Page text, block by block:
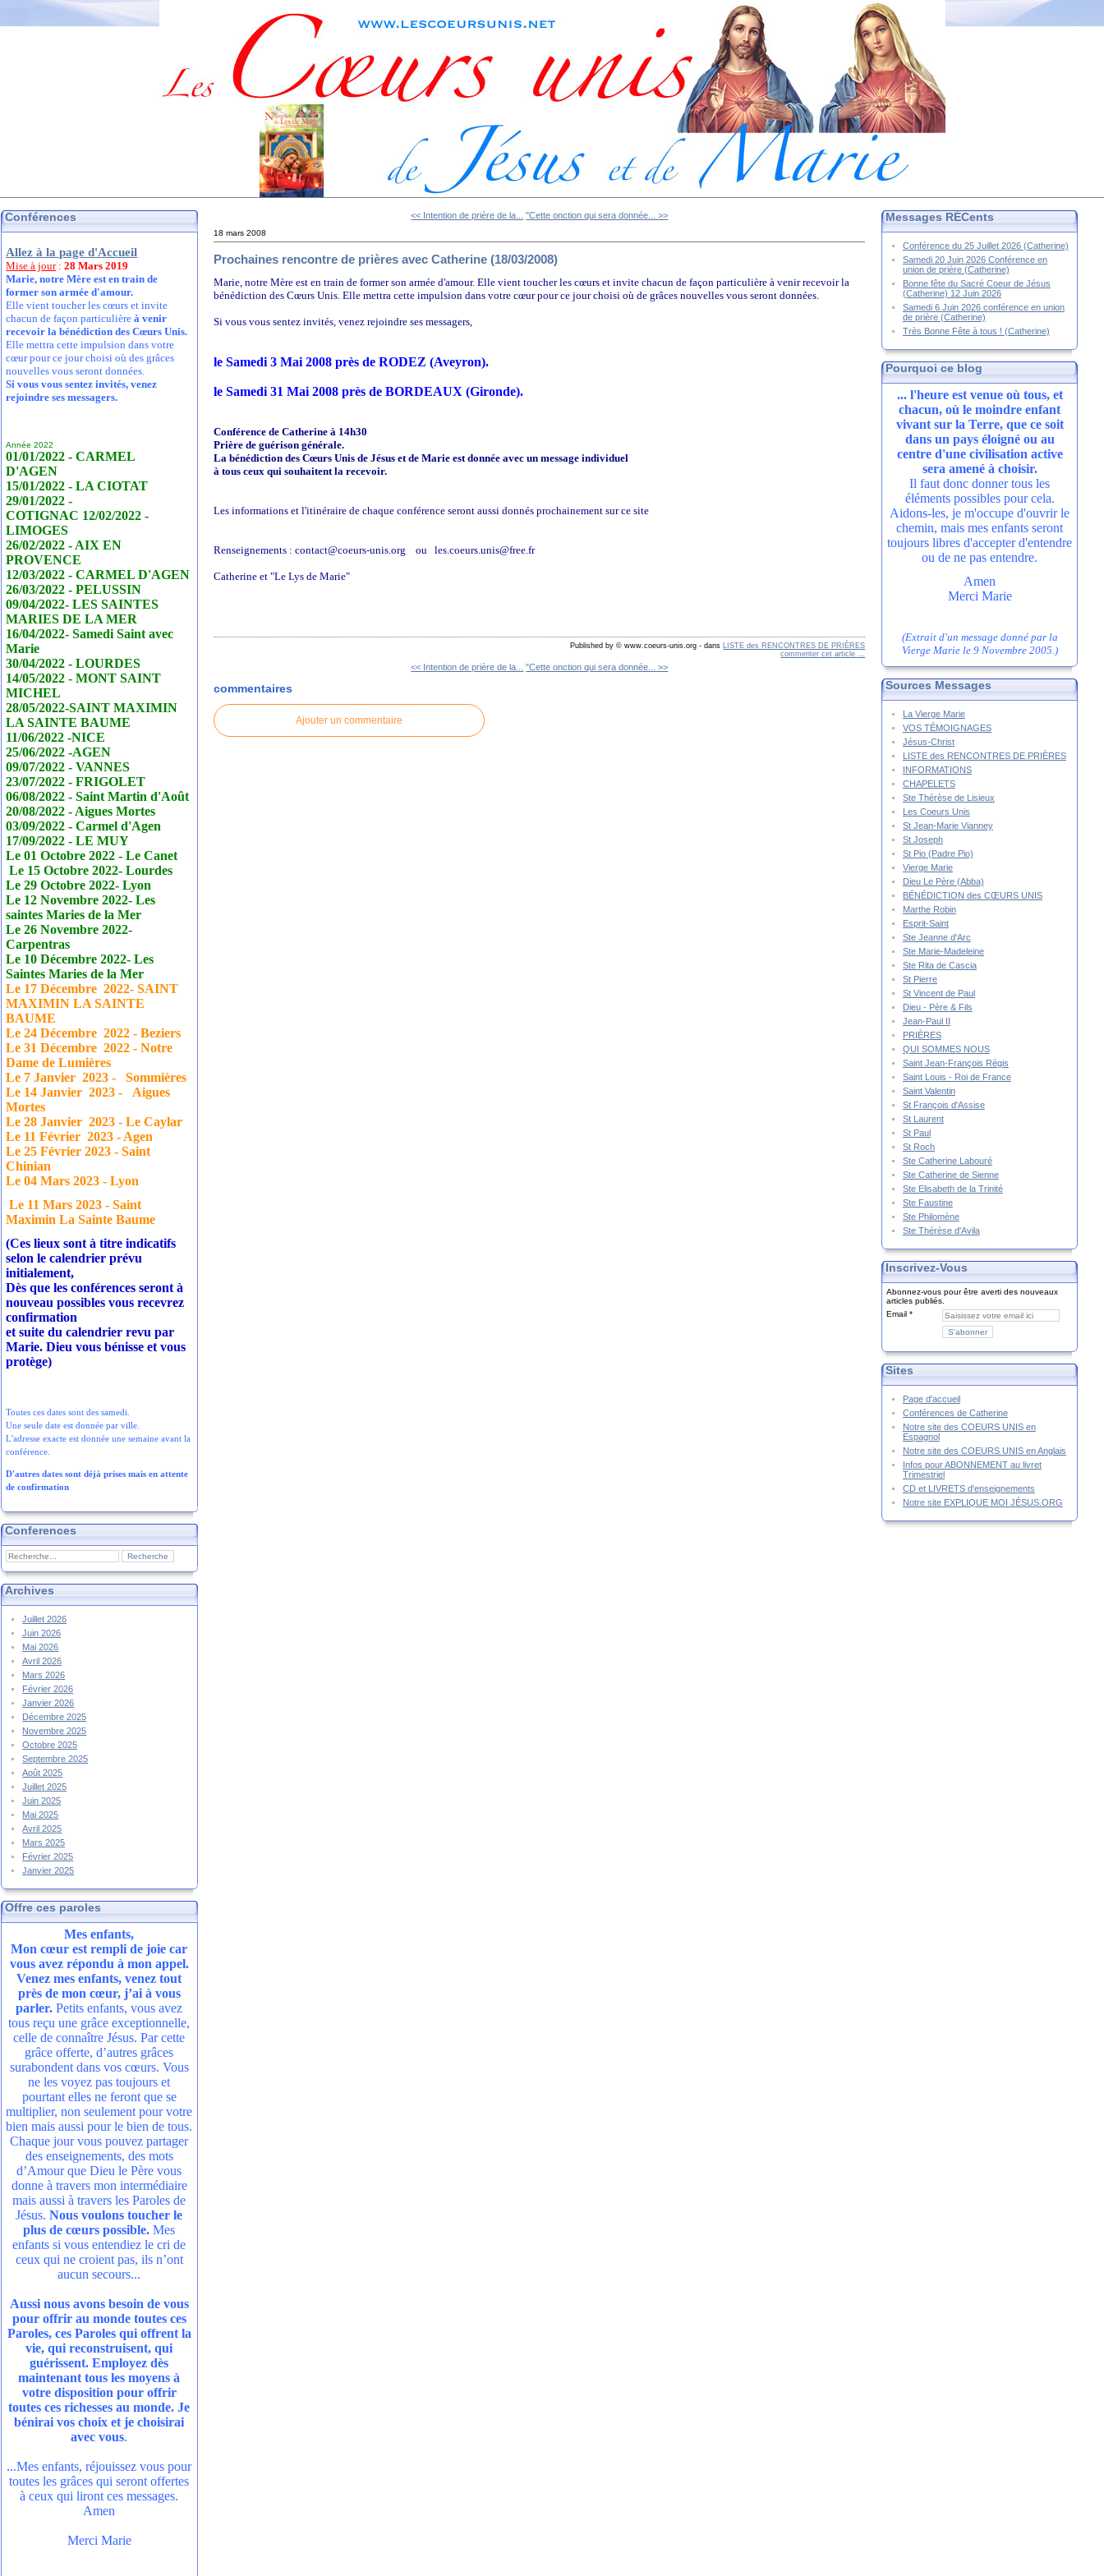
Conférences
Allez à la page d'Accueil
Mise à jour:28 Mars 2019
Marie, notre Mère est en train de
former son armée d'amour.
Elle vient toucher les cœurs et invite
chacun de façon particulièreà venir
recevoir la bénédiction des Cœurs Unis.
Elle mettra cette impulsion dans votre
cœur pour ce jour choisi où des grâces
nouvelles vous seront données.
Si vous vous sentez invités, venez
rejoindre ses messagers.
Année 2022
01/01/2022 - CARMEL
D'AGEN
15/01/2022 - LA CIOTAT
29/01/2022 -
COTIGNAC 12/02/2022 -
LIMOGES
26/02/2022 - AIX EN
PROVENCE
12/03/2022 - CARMEL D'AGEN
26/03/2022 - PELUSSIN
09/04/2022- LES SAINTES
MARIES DE LA MER
16/04/2022- Samedi Saint avec
Marie
30/04/2022 - LOURDES
14/05/2022 - MONT SAINT
MICHEL
28/05/2022-SAINT MAXIMIN
LA SAINTE BAUME
11/06/2022 -NICE
25/06/2022 -AGEN
09/07/2022 - VANNES
23/07/2022 - FRIGOLET
06/08/2022 - Saint Martin d'Août
20/08/2022 - Aigues Mortes
03/09/2022 - Carmel d'Agen
17/09/2022 - LE MUY
Le 01 Octobre 2022 - LeCanet
Le 15 Octobre 2022- Lourdes
Le 29 Octobre 2022- Lyon
Le 12 Novembre 2022- Les
saintes Maries de la Mer
Le 26 Novembre 2022-
Carpentras
Le 10 Décembre 2022- Les
Saintes Maries de la Mer
Le 17Décembre 2022- SAINT
MAXIMIN LA SAINTE
BAUME
Le 24Décembre 2022 - Beziers
Le 31Décembre 2022 - Notre
Dame de Lumières
Le 7 Janvier 2023 - Sommières
Le 14 Janvier 2023 - Aigues
Mortes
Le 28 Janvier 2023 - Le Caylar
Le 11 Février 2023 - Agen
Le 25 Février 2023 - Saint
Chinian
Le 04 Mars 2023 - Lyon
Le 11 Mars 2023 - Saint
Maximin La Sainte Baume
(Ces lieux sont à titre indicatifs
selon le calendrier prévu
initialement,
Dès que les conférences seront à
nouveau possibles vous recevrez
confirmation
et suite du calendrier revu par
Marie. Dieu vous bénisse et vous
protège)
Toutes ces dates sont des samedi.
Une seule date est donnée par ville.
L'adresse exacte est donnée une semaine avant la
conférence.
D'autres dates sont déjà prises mais en attente
de confirmation
Conferences
Archives
Juillet 2026
Juin 2026
Mai 2026
Avril 2026
Mars 2026
Février 2026
Janvier 2026
Décembre 2025
Novembre 2025
Octobre 2025
Septembre 2025
Août 2025
Juillet 2025
Juin 2025
Mai 2025
Avril 2025
Mars 2025
Février 2025
Janvier 2025
Offre ces paroles
Mes enfants,
Mon cœur est rempli de joie car
vous avez répondu à mon appel.
Venez mes enfants, venez tout
près de mon cœur, j’ai à vous
parler. Petits enfants, vous avez
tous reçu une grâce exceptionnelle,
celle de connaître Jésus. Par cette
grâce offerte, d’autres grâces
surabondent dans vos cœurs. Vous
ne les voyez pas toujours et
pourtant elles ne feront que se
multiplier, non seulement pour votre
bien mais aussi pour le bien de tous.
Chaque jour vous pouvez partager
des enseignements, des mots
d’Amour que Dieu le Père vous
donne à travers mon intermédiaire
mais aussi à travers les Paroles de
Jésus.Nous voulons toucher le
plus de cœurs possible. Mes
enfants si vous entendiez le cri de
ceux qui ne croient pas, ils n’ont
aucun secours...
Aussi nous avons besoin de vous
pour offrir au monde toutes ces
Paroles, ces Paroles qui offrent la
vie, qui reconstruisent, qui
guérissent. Employez dès
maintenant tous les moyens à
votre disposition pour offrir
toutes ces richesses au monde. Je
bénirai vos choix et je choisirai
avec vous.
...Mes enfants, réjouissez vous pour
toutes les grâces qui seront offertes
à ceux qui liront ces messages.
Amen
Merci Marie
<< Intention de prière de la... "Cette onction qui sera donnée... >>
18 mars 2008
Prochaines rencontre de prières avec Catherine (18/03/2008)
Marie, notre Mère est en train de former son armée d'amour. Elle vient toucher les cœurs et invite chacun de façon particulière à venir recevoir la
bénédiction des Cœurs Unis. Elle mettra cette impulsion dans votre cœur pour ce jour choisi où de grâces nouvelles vous seront données.
Si vous vous sentez invités, venez rejoindre ses messagers,
le Samedi 3 Mai 2008 près de RODEZ (Aveyron).
le Samedi 31 Mai 2008 près de BORDEAUX (Gironde).
Conférence de Catherine à 14h30
Prière de guérison générale.
La bénédiction des Cœurs Unis de Jésus et de Marie est donnée avec un message individuel
à tous ceux qui souhaitent la recevoir.
Les informations et l'itinéraire de chaque conférence seront aussi donnés prochainement sur ce site
Renseignements : contact@coeurs-unis.org ou les.coeurs.unis@free.fr
Catherine et "Le Lys de Marie"
Published by © www.coeurs-unis.org - dans LISTE des RENCONTRES DE PRIÈRES
commenter cet article …
<< Intention de prière de la... "Cette onction qui sera donnée... >>
commentaires
Ajouter un commentaire
Messages RÉCents
Conférence du 25 Juillet 2026 (Catherine)
Samedi 20 Juin 2026 Conférence en
union de prière (Catherine)
Bonne fête du Sacré Coeur de Jésus
(Catherine) 12 Juin 2026
Samedi 6 Juin 2026 conférence en union
de prière (Catherine)
Très Bonne Fête à tous ! (Catherine)
Pourquoi ce blog
... l'heure est venue où tous, et
chacun, où le moindre enfant
vivant sur la Terre, que ce soit
dans un pays éloigné ou au
centre d'une civilisation active
sera amené à choisir.
Il faut donc donner tous les
éléments possibles pour cela.
Aidons-les, je m'occupe d'ouvrir le
chemin, mais mes enfants seront
toujours libres d'accepter d'entendre
ou de ne pas entendre.
Amen
Merci Marie
(Extrait d'un message donné par la
Vierge Marie le 9 Novembre 2005.)
Sources Messages
La Vierge Marie
VOS TÉMOIGNAGES
Jésus-Christ
LISTE des RENCONTRES DE PRIÈRES
INFORMATIONS
CHAPELETS
Ste Thérèse de Lisieux
Les Coeurs Unis
St Jean-Marie Vianney
St Joseph
St Pio (Padre Pio)
Vierge Marie
Dieu Le Père (Abba)
BÉNÉDICTION des CŒURS UNIS
Marthe Robin
Esprit-Saint
Ste Jeanne d'Arc
Ste Marie-Madeleine
Ste Rita de Cascia
St Pierre
St Vincent de Paul
Dieu - Père & Fils
Jean-Paul II
PRIÈRES
QUI SOMMES NOUS
Saint Jean-François Régis
Saint Louis - Roi de France
Saint Valentin
St François d'Assise
St Laurent
St Paul
St Roch
Ste Catherine Labouré
Ste Catherine de Sienne
Ste Elisabeth de la Trinité
Ste Faustine
Ste Philomène
Ste Thérèse d'Avila
Inscrivez-Vous
Abonnez-vous pour être averti des nouveaux
articles publiés.
Email
Sites
Page d'accueil
Conférences de Catherine
Notre site des COEURS UNIS en
Espagnol
Notre site des COEURS UNIS en Anglais
Infos pour ABONNEMENT au livret
Trimestriel
CD et LIVRETS d'enseignements
Notre site EXPLIQUE MOI JÉSUS.ORG